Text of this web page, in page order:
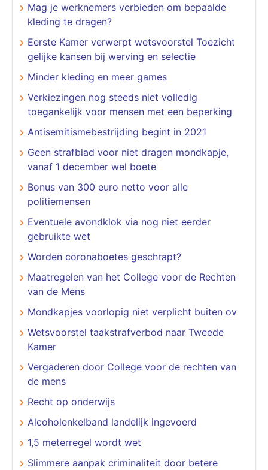
Mag je werknemers verbieden om bepaalde
kleding te dragen?
Eerste Kamer verwerpt wetsvoorstel Toezicht
gelijke kansen bij werving en selectie
Minder kleding en meer games
Verkiezingen nog steeds niet volledig
toegankelijk voor mensen met een beperking
Antisemitismebestrijding begint in 2021
Geen strafblad voor niet dragen mondkapje,
vanaf 1 december wel boete
Bonus van 300 euro netto voor alle
politiemensen
Eventuele avondklok via nog niet eerder
gebruikte wet
Worden coronaboetes geschrapt?
Maatregelen van het College voor de Rechten
van de Mens
Mondkapjes voorlopig niet verplicht buiten ov
Wetsvoorstel taakstrafverbod naar Tweede
Kamer
Vergaderen door College voor de rechten van
de mens
Recht op onderwijs
Alcoholenkelband landelijk ingevoerd
1,5 meterregel wordt wet
Slimmere aanpak criminaliteit door betere